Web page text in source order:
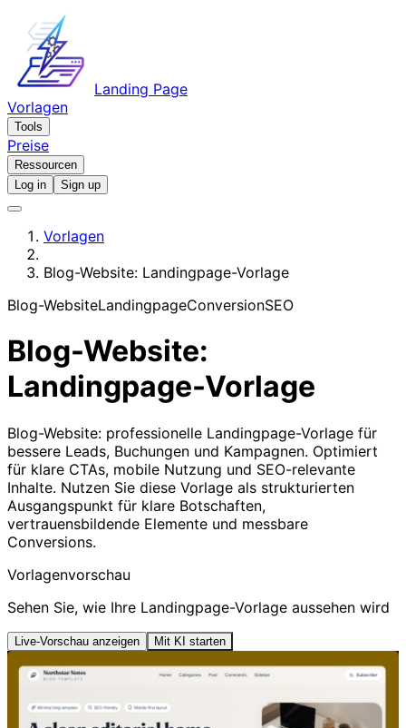
Landing Page
Vorlagen
Tools
Preise
Ressourcen
Log in
Sign up
Vorlagen
Blog-Website: Landingpage-Vorlage
Blog-WebsiteLandingpageConversionSEO
Blog-Website:
Landingpage-Vorlage
Blog-Website: professionelle Landingpage-Vorlage für
bessere Leads, Buchungen und Kampagnen. Optimiert
für klare CTAs, mobile Nutzung und SEO-relevante
Inhalte. Nutzen Sie diese Vorlage als strukturierten
Ausgangspunkt für klare Botschaften,
vertrauensbildende Elemente und messbare
Conversions.
Vorlagenvorschau
Sehen Sie, wie Ihre Landingpage-Vorlage aussehen wird
Live-Vorschau anzeigen Mit KI starten